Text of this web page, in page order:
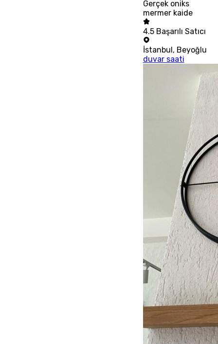
Gerçek oniks
mermer kaide
4.5 Başarılı Satıcı
İstanbul, Beyoğlu
duvar saati